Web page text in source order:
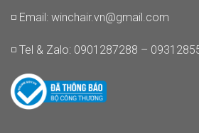
◽ Email: winchair.vn@gmail.com
◽ Tel & Zalo: 0901287288 –